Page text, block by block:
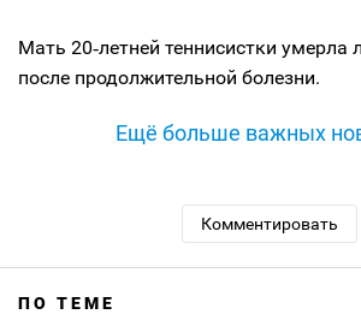
Мать 20‑летней теннисистки умерла
после продолжительной болезни.
Ещё больше важных
Комментировать
ПО ТЕМЕ